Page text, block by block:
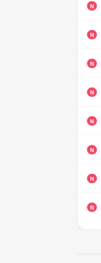
N
N
N
N
N
N
N
N